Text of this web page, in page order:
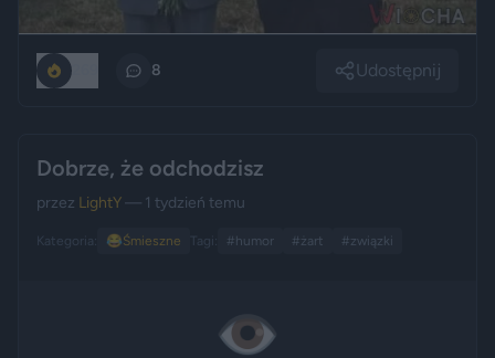
8 Udostępnij
Dobrze, że odchodzisz
przez LightY— 1 tydzień temu
Kategoria: 😂Śmieszne Tagi: #humor #żart #związki
👁️